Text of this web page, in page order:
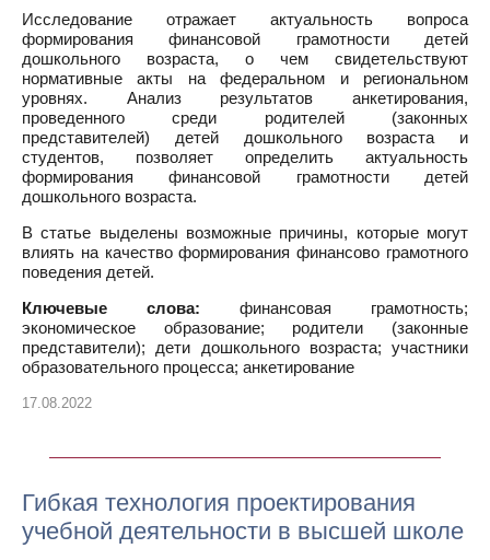
Исследование отражает актуальность вопроса
формирования финансовой грамотности детей
дошкольного возраста, о чем свидетельствуют
нормативные акты на федеральном и региональном
уровнях. Анализ результатов анкетирования,
проведенного среди родителей (законных
представителей) детей дошкольного возраста и
студентов, позволяет определить актуальность
формирования финансовой грамотности детей
дошкольного возраста.
В статье выделены возможные причины, которые могут
влиять на качество формирования финансово грамотного
поведения детей.
Ключевые слова: финансовая грамотность;
экономическое образование; родители (законные
представители); дети дошкольного возраста; участники
образовательного процесса; анкетирование
17.08.2022
Гибкая технология проектирования
учебной деятельности в высшей школе